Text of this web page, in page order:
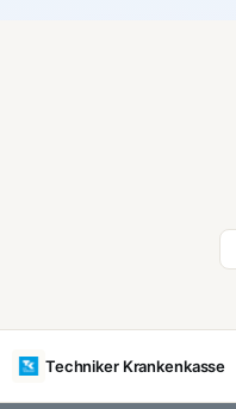
Techniker Krankenkasse